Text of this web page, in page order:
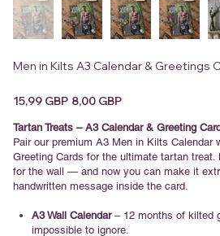
Men in Kilts A3 Calendar & Greetings
Precio
original
15,99 GBP Precio
de
8,00 GBP
Tartan Treats – A3 Calendar & Greeting
Pair our premium A3 Men in Kilts Calendar
Greeting Cards for the ultimate tartan treat.
for the wall — and now you can make it
handwritten message inside the card.
A3 Wall Calendar– 12 months of kilted
impossible to ignore.